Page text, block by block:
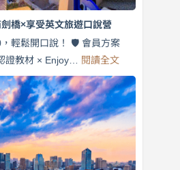
劍
口
說
營
｜
月
$3,200，
橋×享受英文旅遊口說營
輕鬆開口說！ 🛡️ 會員方案
證教材 × Enjoy… 閱讀全文:
外
師
帶
英
｜